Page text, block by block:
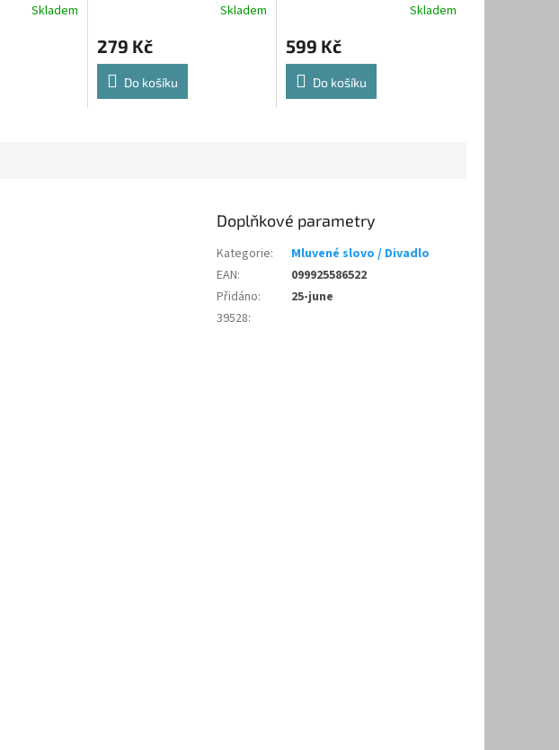
Skladem Skladem
279 Kč
Do košíku
Skladem
599 Kč
Do košíku
Doplňkové parametry
Kategorie:
Mluvené slovo / Divadlo
EAN:
099925586522
Přidáno:
25-june
39528: